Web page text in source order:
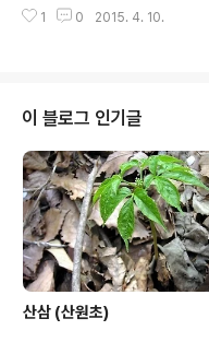
1 0 2015. 4. 10.
이 블로그 인기글
산삼 (산원초)